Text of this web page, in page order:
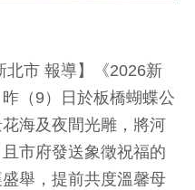
北市 報導】《2026新
（9）日於板橋蝴蝶公
海及夜間光雕，將河
市府發送象徵祝福的
舉，提前共度溫馨母